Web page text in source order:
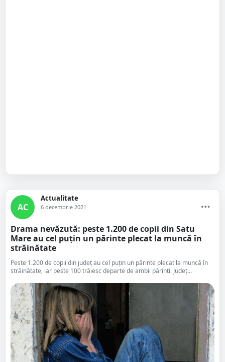
AC
Actualitate
6 decembrie 2021
Drama nevăzută: peste 1.200 de copii din Satu
Mare au cel puțin un părinte plecat la muncă în
străinătate
Peste 1.200 de copii din județ au cel puțin un părinte plecat la muncă în
străinătate, iar peste 100 trăiesc departe de ambii părinți. Județ...